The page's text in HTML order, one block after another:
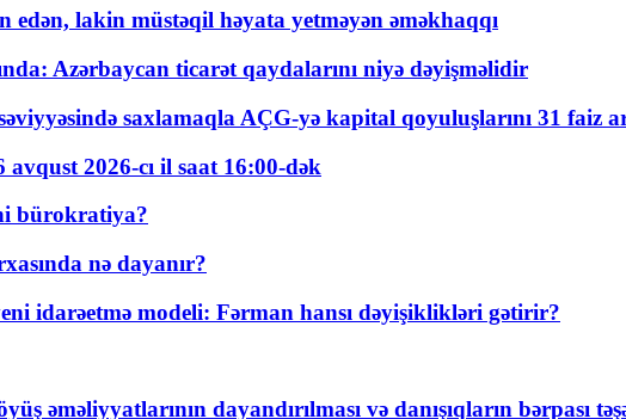
lakin müstəqil həyata yetməyən əməkhaqqı
Azərbaycan ticarət qaydalarını niyə dəyişməlidir
saxlamaqla AÇG-yə kapital qoyuluşlarını 31 faiz
2026-cı il saat 16:00-dək
bürokratiya?
nə dayanır?
idarəetmə modeli: Fərman hansı dəyişiklikləri gətirir?
əməliyyatlarının dayandırılması və danışıqların bərpası